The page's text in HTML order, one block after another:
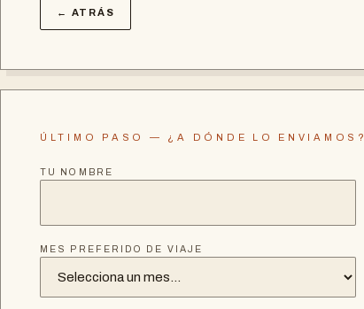
← ATRÁS
ÚLTIMO PASO — ¿A DÓNDE LO ENVIAMOS?
TU NOMBRE
MES PREFERIDO DE VIAJE